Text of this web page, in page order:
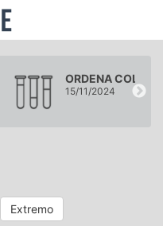
ORDENA
15/11/2024
Extremo